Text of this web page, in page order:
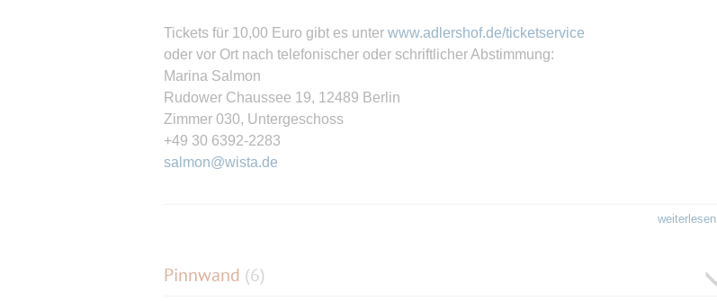
Tickets für 10,00 Euro gibt es unter www.adlershof.de/ticketservice
oder vor Ort nach telefonischer oder schriftlicher Abstimmung:
Marina Salmon
Rudower Chaussee 19, 12489 Berlin
Zimmer 030, Untergeschoss
+49 30 6392-2283
salmon@wista.de
Standortpartnern. Für das kulinarische Wohl wird auch in diesem Jahr das Kochatelier
weiterlesen
Pinnwand (6)